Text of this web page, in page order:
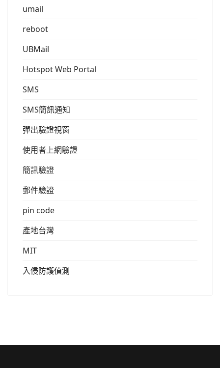
umail
reboot
UBMail
Hotspot Web Portal
SMS
SMS簡訊通知
彈出驗證視窗
使用者上網驗證
簡訊驗證
郵件驗證
pin code
產地台灣
MIT
入侵防護偵測